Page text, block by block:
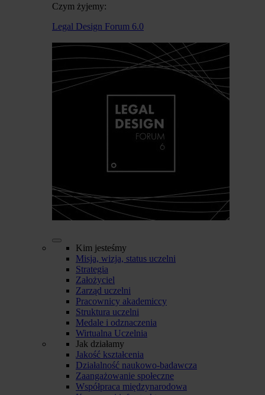
Czym żyjemy:
Legal Design Forum 6.0
Kim jesteśmy
Misja, wizja, status uczelni
Strategia
Założyciel
Zarząd uczelni
Pracownicy akademiccy
Struktura uczelni
Medale i odznaczenia
Wirtualna Uczelnia
Jak działamy
Jakość kształcenia
Działalność naukowo-badawcza
Zaangażowanie społeczne
Współpraca międzynarodowa